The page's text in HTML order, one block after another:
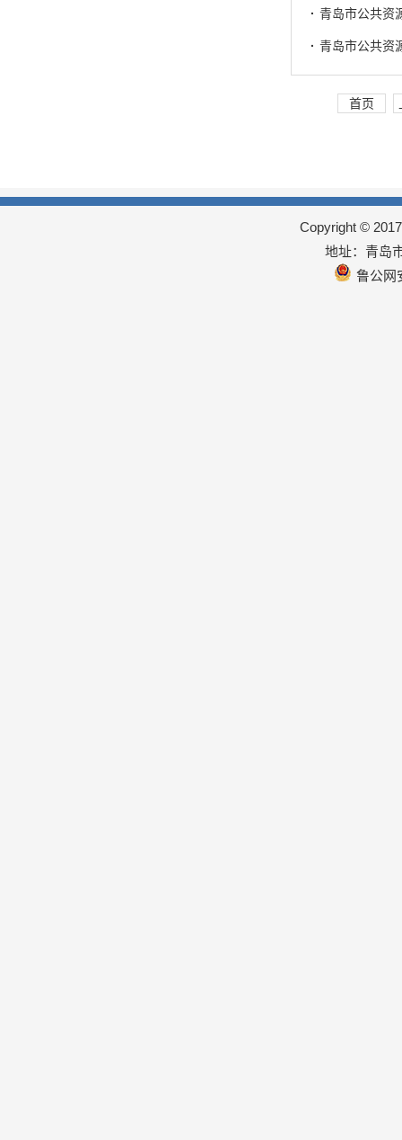
· 青岛市公共资
· 青岛市公共资
首页
Copyright ©
地址：青岛
鲁公网